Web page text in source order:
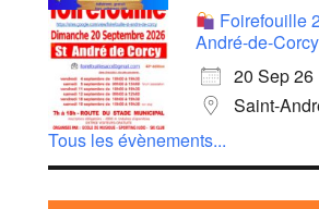
Foirefouille
André-de-Corcy
20 Sep 26
Saint-
Tous les évènements...